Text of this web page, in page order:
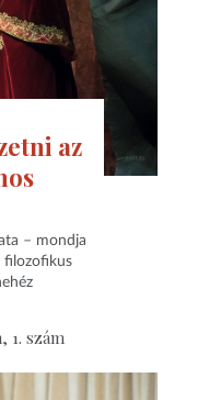
az
– mondja
filozofikus
1. szám